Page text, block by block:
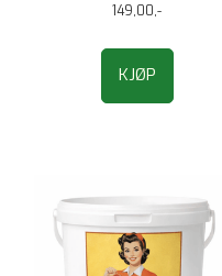
149,00,-
KJØP